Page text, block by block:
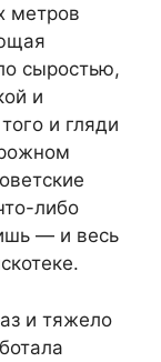
метров
сыростью,
и
и гляди
либо
— и весь
и тяжело